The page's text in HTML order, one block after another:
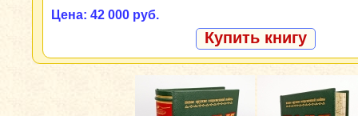
Цена: 42 000 руб.
Купить книгу